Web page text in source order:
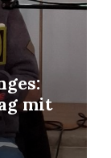
mit